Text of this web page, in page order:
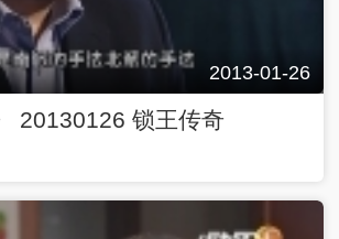
2013-01-26
20130126 锁王传奇